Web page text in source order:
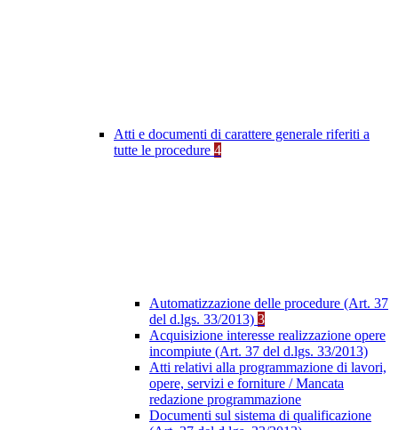
Atti e documenti di carattere generale riferiti a
tutte le procedure 4
Automatizzazione delle procedure (Art. 37
del d.lgs. 33/2013) 3
Acquisizione interesse realizzazione opere
incompiute (Art. 37 del d.lgs. 33/2013)
Atti relativi alla programmazione di lavori,
opere, servizi e forniture / Mancata
redazione programmazione
Documenti sul sistema di qualificazione